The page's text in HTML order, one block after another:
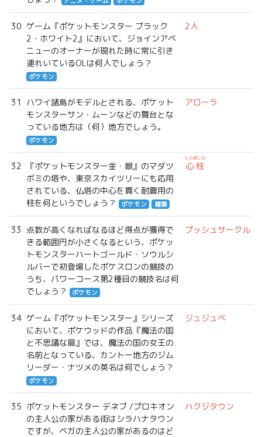
30 ゲーム『ポケットモンスター ブラック
2・ホワイト2』において、ジョインアベ
ニューのオーナーが現れた時に常に引き
連れいているOLは何人でしょう？
ポケモン
2人
31
ハワイ諸島がモデルとされる、ポケット
モンスターサン・ムーンなどの舞台とな
っている地方は（何）地方でしょう。
ポケモン
アローラ
32
『ポケットモンスター金・銀』のマダツ
ボミの塔や、東京スカイツリーにも応用
されている、仏塔の中心を貫く耐震用の
柱を何というでしょう？
ポケモン 建築
心柱
しんばしら
33 点数が高くなればなるほど得点が獲得で
きる範囲円が小さくなるという、ポケッ
トモンスターハートゴールド・ソウルシ
ルバーで初登場したポケスロンの競技の
うち、パワーコース第2種目の競技名は何
でしょう？
ポケモン
プッシュサークル
34 ゲーム『ポケットモンスター』シリーズ
において、ポケウッドの作品『魔法の国
と不思議な扉』では、魔法の国の女王の
名前となっている、カントー地方のジム
リーダー・ナツメの英名は何でしょう？
ポケモン
ジュジュベ
35 ポケットモンスター デネブ /プロキオン
の主人公の家がある街はシラハナタウン
ですが、ベガの主人公の家があるのはど
ハクジタウン